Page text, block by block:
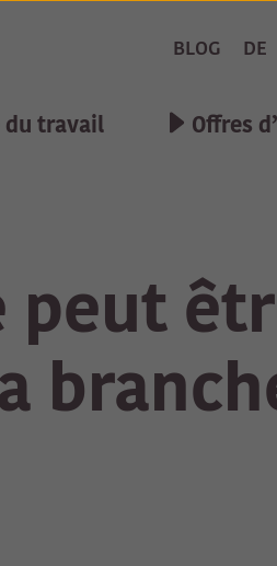
BLOG DE
du travail Offres
peut